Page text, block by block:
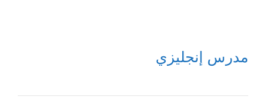
مدرس إنجليزي